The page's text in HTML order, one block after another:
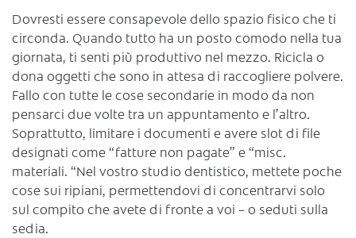
Dovresti essere consapevole dello spazio fisico che ti
circonda. Quando tutto ha un posto comodo nella tua
giornata, ti senti più produttivo nel mezzo. Ricicla o
dona oggetti che sono in attesa di raccogliere polvere.
Fallo con tutte le cose secondarie in modo da non
pensarci due volte tra un appuntamento e l’altro.
Soprattutto, limitare i documenti e avere slot di file
designati come “fatture non pagate” e “misc.
materiali. “Nel vostro studio dentistico, mettete poche
cose sui ripiani, permettendovi di concentrarvi solo
sul compito che avete di fronte a voi – o seduti sulla
sedia.